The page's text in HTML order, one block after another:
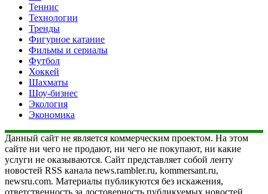
Теннис
Технологии
Тренды
Фигурное катание
Фильмы и сериалы
Футбол
Хоккей
Шахматы
Шоу-бизнес
Экология
Экономика
Данный сайт не является коммерческим проектом. На этом
сайте ни чего не продают, ни чего не покупают, ни какие
услуги не оказываются. Сайт представляет собой ленту
новостей RSS канала news.rambler.ru, kommersant.ru,
newsru.com. Материалы публикуются без искажения,
ответственность за достоверность публикуемых новостей